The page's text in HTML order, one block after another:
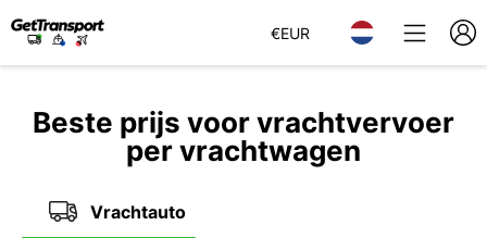
€EUR
Beste prijs voor vrachtvervoer
per vrachtwagen
Vrachtauto